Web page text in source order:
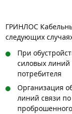
ГРИНЛОС
следующих
При
силовых
потребителя
Организация
линий связи